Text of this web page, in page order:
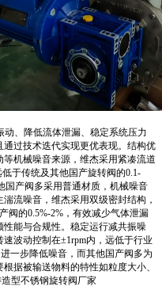
、降低流体泄漏、稳定系统压力
过技术迭代实现更优表现。结构优
机械噪音来源，维杰采用紧凑流道
于传统及其他国产旋转阀的0.1-
国产阀多采用普通材质，机械噪音
流噪音，维杰采用双级密封结构，
阀的0.5%-2%，有效减少气体泄漏
能与合规性。稳定运行减共振噪
波动控制在±1rpm内，远低于行业
一步降低噪音，而其他国产阀多为
据被输送物料的特性如粒度大小、
型不锈钢旋转阀厂家